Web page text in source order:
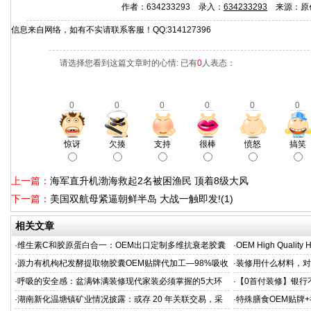
作者：634233293 录入： 634233293 来源：
信息来自网络，如有不实请联系客服！QQ:314127396
请选择您看到这篇文章时的心情: 已有0人表态：
0 0 0 0 0 0
惊讶 欠揍 支持 很棒 愤怒 搞笑
上一篇： 海军直升机渤海救起2名被困渔民 顶着8级大风
下一篇： 美国双航母紧逼朝鲜半岛 大战一触即发!(1)
相关文章
·维生素C和胶原蛋白合一：OEM出口定制多维抗衰老胶囊 ·OEM High Quality
·源力有机枸杞发酵提取物胶囊OEM贴牌代加工—98%吸收
率 免疫燃料
·装修用什么材料，
·呼吸的安全感：盆满钵满装修现代家装必须掌握的5大环
保准则
· 【0首付装修】银
贷，月供少还30%！
·湖南新化温塘镇矿业情况披露：或存 20 年关联交易，采
·特殊膳食OEM贴牌